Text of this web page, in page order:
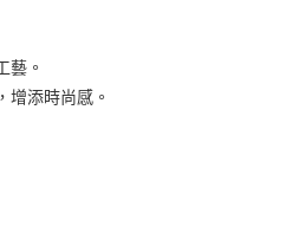
藝。
增添時尚感。